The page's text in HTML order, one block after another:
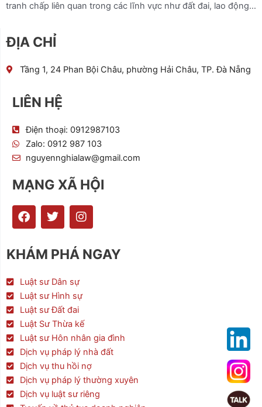
tranh chấp liên quan trong các lĩnh vực như đất đai, lao động…
ĐỊA CHỈ
Tầng 1, 24 Phan Bội Châu, phường Hải Châu, TP. Đà Nẵng
LIÊN HỆ
Điện thoại: 0912987103
Zalo: 0912 987 103
nguyennghialaw@gmail.com
MẠNG XÃ HỘI
F
a
e
b
o
k
T
w
t
t
r
I
n
t
a
a
KHÁM PHÁ NGAY
Luật sư Dân sự
Luật sư Hình sự
Luật sư Đất đai
Luật Sư Thừa kế
Luật sư Hôn nhân gia đình
Dịch vụ pháp lý nhà đất
Dịch vụ thu hồi nợ
Dịch vụ pháp lý thường xuyên
Dịch vụ luật sư riêng